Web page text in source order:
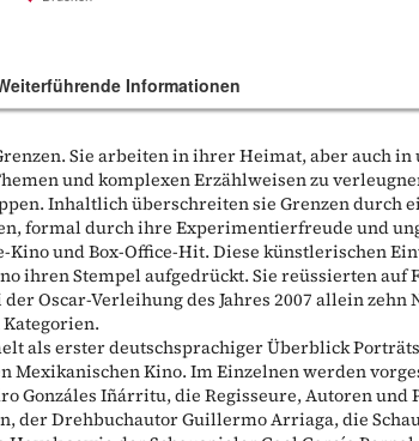
Sie arbeiten in ihrer Heimat, aber auch
und komplexen Erzählweisen zu
Inhaltlich überschreiten sie Grenzen durch
formal durch ihre Experimentierfreude und
Kino und Box-Office-Hit. Diese künstlerischen
ihren Stempel aufgedrückt. Sie reüssierten auf
Oscar-Verleihung des Jahres 2007 allein
als erster deutschsprachiger Überblick
Mexikanischen Kino. Im Einzelnen werden
Gonzáles Iñárritu, die Regisseure, Autoren und
der Drehbuchautor Guillermo Arriaga, die
Informationen